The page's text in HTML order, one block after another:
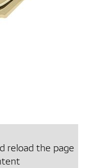
reload the page